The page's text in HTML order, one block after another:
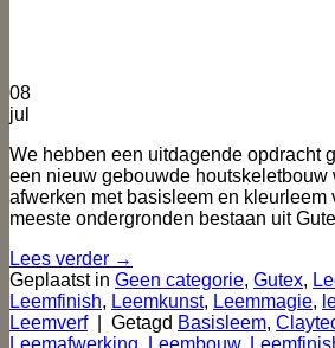
08
jul
We hebben een uitdagende opdracht
een nieuw gebouwde houtskeletbouw
afwerken met basisleem en kleurleem
meeste ondergronden bestaan uit
Lees verder →
Geplaatst in Geen categorie, Gutex,
Leemfinish, Leemkunst, Leemmagie,
Leemverf
Getagd Basisleem,
Leemafwerking
Leembouw,